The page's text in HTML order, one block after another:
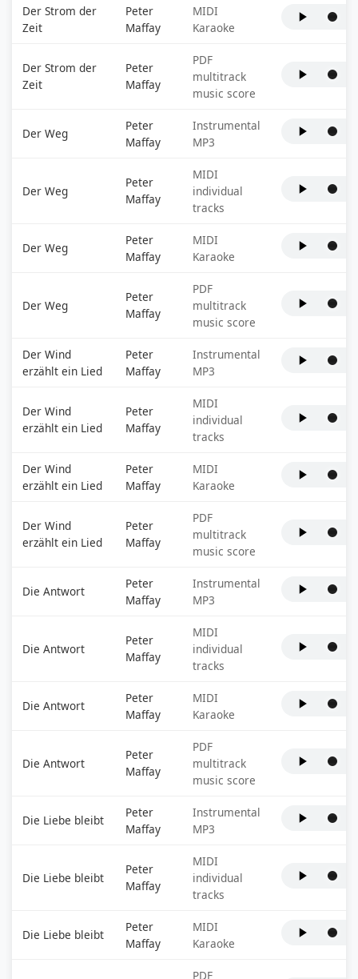
Der Strom der
Zeit
Peter
Maffay
MIDI
Karaoke
Der Strom der
Zeit
Peter
Maffay
PDF
multitrack
music score
Der Weg
Peter
Maffay
Instrumental
MP3
Der Weg
Peter
Maffay
MIDI
individual
tracks
Der Weg
Peter
Maffay
MIDI
Karaoke
Der Weg
Peter
Maffay
PDF
multitrack
music score
Der Wind
erzählt ein Lied
Peter
Maffay
Instrumental
MP3
Der Wind
erzählt ein Lied
Peter
Maffay
MIDI
individual
tracks
Der Wind
erzählt ein Lied
Peter
Maffay
MIDI
Karaoke
Der Wind
erzählt ein Lied
Peter
Maffay
PDF
multitrack
music score
Die Antwort
Peter
Maffay
Instrumental
MP3
Die Antwort
Peter
Maffay
MIDI
individual
tracks
Die Antwort
Peter
Maffay
MIDI
Karaoke
Die Antwort
Peter
Maffay
PDF
multitrack
music score
Die Liebe bleibt
Peter
Maffay
Instrumental
MP3
Die Liebe bleibt
Peter
Maffay
MIDI
individual
tracks
Die Liebe bleibt
Peter
Maffay
MIDI
Karaoke
PDF